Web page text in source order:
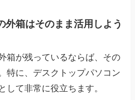
外箱はそのまま活用しよう
箱が残っているならば、その
特に、デスクトップパソコン
して非常に役立ちます。